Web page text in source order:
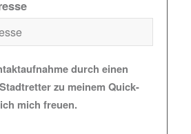
durch einen
zu meinem Quick-
mich freuen.